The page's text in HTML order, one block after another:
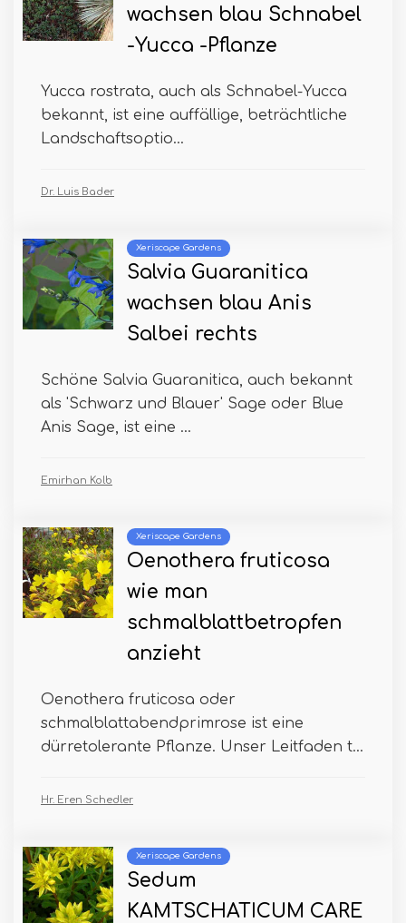
wachsen blau Schnabel
-Yucca -Pflanze
Yucca rostrata, auch als Schnabel-Yucca
bekannt, ist eine auffällige, beträchtliche
Landschaftsoptio...
Dr. Luis Bader
Xeriscape Gardens
Salvia Guaranitica
wachsen blau Anis
Salbei rechts
Schöne Salvia Guaranitica, auch bekannt
als 'Schwarz und Blauer' Sage oder Blue
Anis Sage, ist eine ...
Emirhan Kolb
Xeriscape Gardens
Oenothera fruticosa
wie man
schmalblattbetropfen
anzieht
Oenothera fruticosa oder
schmalblattabendprimrose ist eine
dürretolerante Pflanze. Unser Leitfaden t...
Hr. Eren Schedler
Xeriscape Gardens
Sedum
KAMTSCHATICUM CARE